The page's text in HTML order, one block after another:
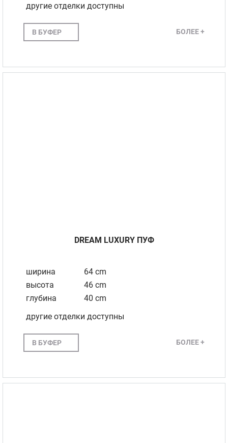
другие отделки доступны
В БУФЕР БОЛЕЕ +
DREAM LUXURY ПУФ
ширина
64 cm
высота
46 cm
глубина
40 cm
другие отделки доступны
В БУФЕР БОЛЕЕ +